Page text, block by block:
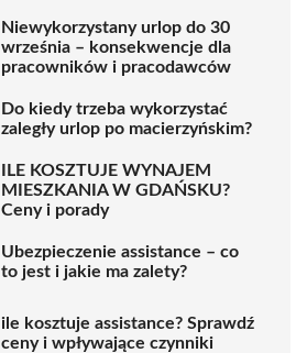
Niewykorzystany urlop do 30
września – konsekwencje dla
pracowników i pracodawców
Do kiedy trzeba wykorzystać
zaległy urlop po macierzyńskim?
ILE KOSZTUJE WYNAJEM
MIESZKANIA W GDAŃSKU?
Ceny i porady
Ubezpieczenie assistance – co
to jest i jakie ma zalety?
ile kosztuje assistance? Sprawdź
ceny i wpływające czynniki